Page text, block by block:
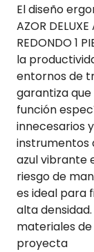
El diseño
AZOR
REDONDO 1
la
entornos de
garantiza
función
innecesarios
instrumentos
azul vibrante
riesgo de
es ideal para
alta
materiales
proyecta